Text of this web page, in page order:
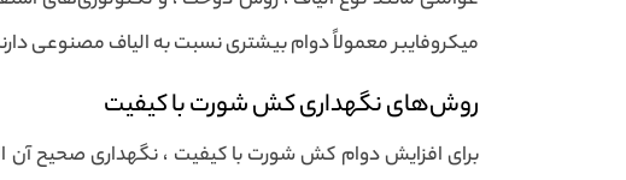
میکروفایبر معمولاً دوام بیشتری نسبت به الیاف مصنوعی
روش‌های نگهداری کش شورت با کیفیت
برای افزایش دوام کش شورت با کیفیت ، نگهداری صحیح